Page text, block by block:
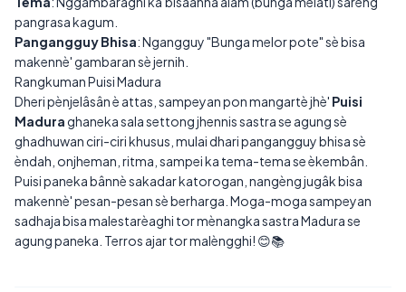
pangrasa kagum.
Pangangguy Bhisa: Ngangguy "Bunga melor pote" sè bisa
makennè' gambaran sè jernih.
Rangkuman Puisi Madura
Dheri pènjelâsân è attas, sampeyan pon mangartè jhè' Puisi
Maduraghaneka sala settong jhennis sastra se agung sè
ghadhuwan ciri-ciri khusus, mulai dhari pangangguy bhisa sè
èndah, onjheman, ritma, sampei ka tema-tema se èkembân.
Puisi paneka bânnè sakadar katorogan, nangèng jugâk bisa
makennè' pesan-pesan sè berharga. Moga-moga sampeyan
sadhaja bisa malestarèaghi tor mènangka sastra Madura se
agung paneka. Terros ajar tor malèngghi! 😊📚